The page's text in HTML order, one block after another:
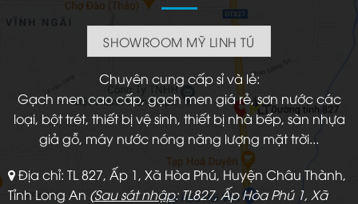
SHOWROOM MỸ LINH TÚ
Chuyên cung cấp sỉ và lẻ:
Gạch men cao cấp, gạch men giá rẻ, sơn nước các
loại, bột trét, thiết bị vệ sinh, thiết bị nhà bếp, sàn nhựa
giả gỗ, máy nước nóng năng lượng mặt trời...
Địa chỉ: TL 827, Ấp 1, Xã Hòa Phú, Huyện Châu Thành,
Tỉnh Long An (Sau sát nhập: TL827, Ấp Hòa Phú 1, Xã